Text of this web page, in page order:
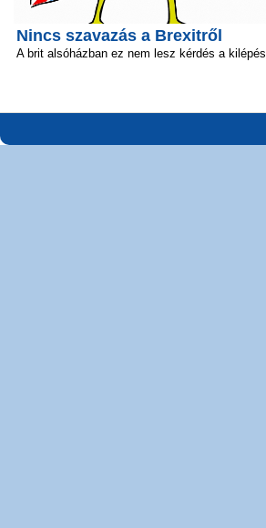
Nincs szavazás a Brexitről
A brit alsóházban ez nem lesz kérdés a kilépés